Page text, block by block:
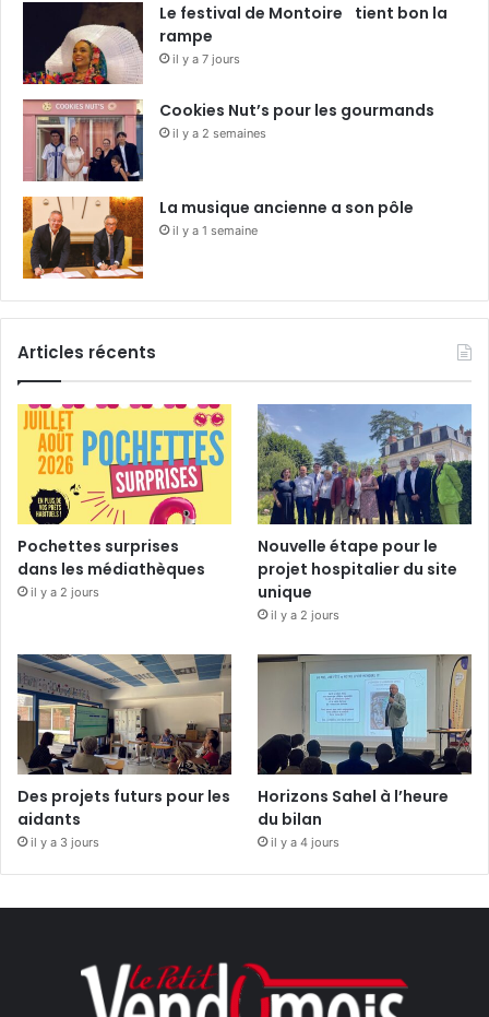
Le festival de Montoire tient bon la
rampe
il y a 7 jours
Cookies Nut’s pour les gourmands
il y a 2 semaines
La musique ancienne a son pôle
il y a 1 semaine
Articles récents
Pochettes surprises
dans les médiathèques
il y a 2 jours
Nouvelle étape pour le
projet hospitalier du site
unique
il y a 2 jours
Des projets futurs pour les
aidants
il y a 3 jours
Horizons Sahel à l’heure
du bilan
il y a 4 jours